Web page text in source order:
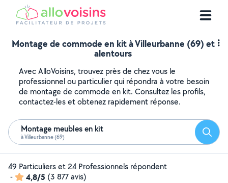
Montage de commode en kit à Villeurbanne (69) et
alentours
Avec AlloVoisins, trouvez près de chez vous le
professionnel ou particulier qui répondra à votre besoin
de montage de commode en kit. Consultez les profils,
contactez-les et obtenez rapidement réponse.
Montage meubles en kit
à Villeurbanne (69)
49 Particuliers et 24 Professionnels répondent
-
4,8/5 (3 877 avis)